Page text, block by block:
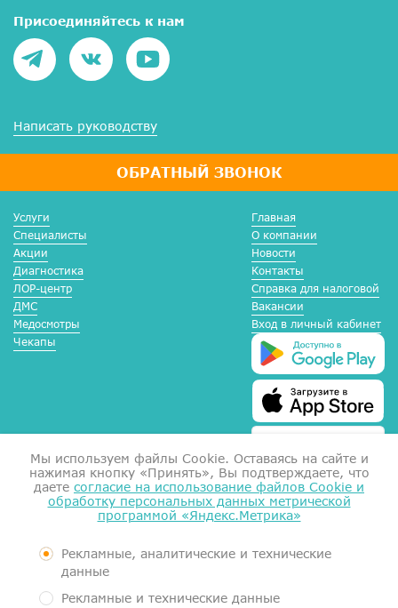
ОБРАТНЫЙ ЗВОНОК
Присоединяйтесь к нам
Написать руководству
Услуги
Специалисты
Акции
Диагностика
ЛОР-центр
ДМС
Медосмотры
Чекапы
Главная
О компании
Новости
Контакты
Справка для налоговой
Вакансии
Вход в личный кабинет
Справка для налоговой
Документы
Контролирующие органы
Пользовательское соглашение
Мы используем файлы Сookie. Оставаясь на сайте и
нажимая кнопку «Принять», Вы подтверждаете, что
даете согласие на использование файлов Cookie и
обработку персональных данных метрической
программой «Яндекс.Метрика»
Рекламные, аналитические и технические
данные
Рекламные и технические данные